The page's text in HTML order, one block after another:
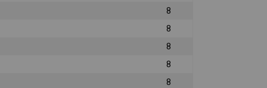
8
8
8
8
8